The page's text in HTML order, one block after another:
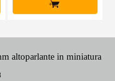
+
altoparlante in miniatura